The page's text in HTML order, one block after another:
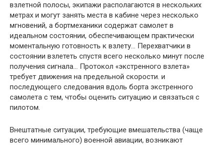
взлетной полосы, экипажи располагаются в нескольких
метрах и могут занять места в кабине через несколько
мгновений, а бортмеханики содержат самолет в
идеальном состоянии, обеспечивающем практически
моментальную готовность к взлету… Перехватчики в
состоянии взлететь спустя всего несколько минут после
получения сигнала… Протокол «экстренного взлета»
требует движения на предельной скорости. и
последующего следования вдоль борта экстренного
самолета с тем, чтобы оценить ситуацию и связаться с
пилотом.
Внештатные ситуации, требующие вмешательства (чаще
всего минимального) военной авиации, возникают